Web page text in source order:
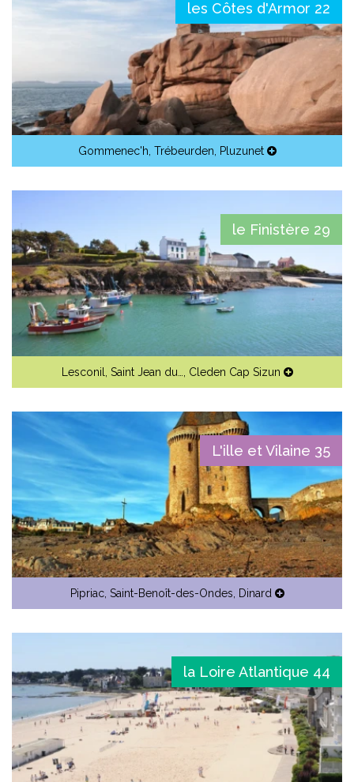
les Côtes d'Armor 22
Gommenec'h, Trébeurden, Pluzunet
le Finistère 29
Lesconil, Saint Jean du…, Cleden Cap Sizun
L'ille et Vilaine 35
Pipriac, Saint-Benoît-des-Ondes, Dinard
la Loire Atlantique 44